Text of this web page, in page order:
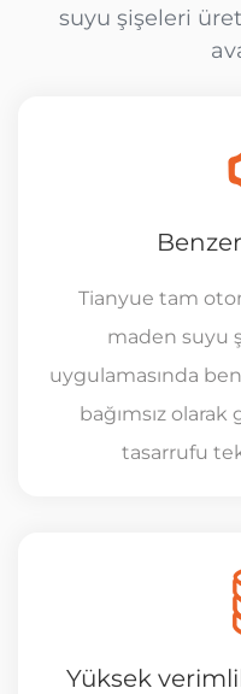
suyu şişeleri
Tianyue tam
maden suyu
uygulamasında
bağımsız
tasarrufu
Yüksek